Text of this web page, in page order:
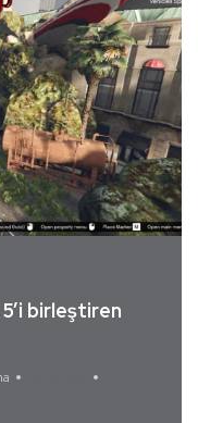
birleştiren